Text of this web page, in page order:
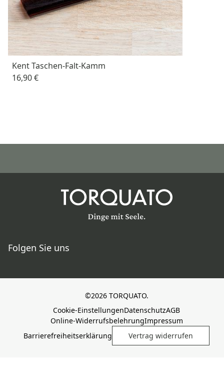
Kent Taschen-Falt-Kamm
16,90 €
Folgen Sie uns
©2026 TORQUATO.
Cookie-EinstellungenDatenschutzAGB
Online-WiderrufsbelehrungImpressum
Barrierefreiheitserklärung
Vertrag widerrufen